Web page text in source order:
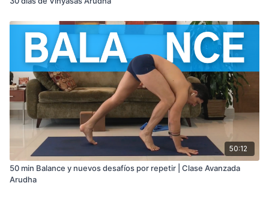
50:12
50 min Balance y nuevos desafíos por repetir | Clase Avanzada
Arudha